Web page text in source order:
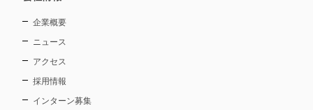
企業概要
ニュース
アクセス
採用情報
インターン募集